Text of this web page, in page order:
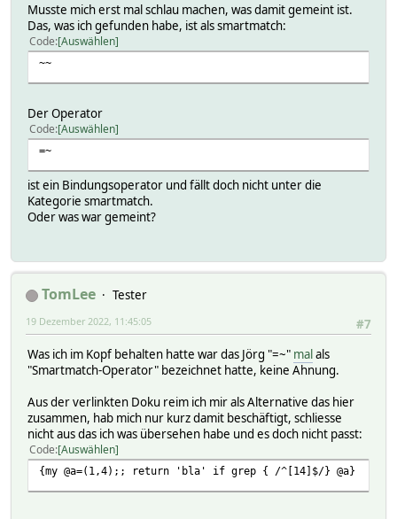
Musste mich erst mal schlau machen, was damit gemeint ist.
Das, was ich gefunden habe, ist als smartmatch:
Code Auswählen
~~
Der Operator
Code Auswählen
=~
ist ein Bindungsoperator und fällt doch nicht unter die
Kategorie smartmatch.
Oder was war gemeint?
TomLee
Tester
#7
19 Dezember 2022, 11:45:05
Was ich im Kopf behalten hatte war das Jörg "=~" mal als
"Smartmatch-Operator" bezeichnet hatte, keine Ahnung.
Aus der verlinkten Doku reim ich mir als Alternative das hier
zusammen, hab mich nur kurz damit beschäftigt, schliesse
nicht aus das ich was übersehen habe und es doch nicht passt:
Code Auswählen
{my @a=(1,4);; return 'bla' if grep { /^[14]$/} @a}